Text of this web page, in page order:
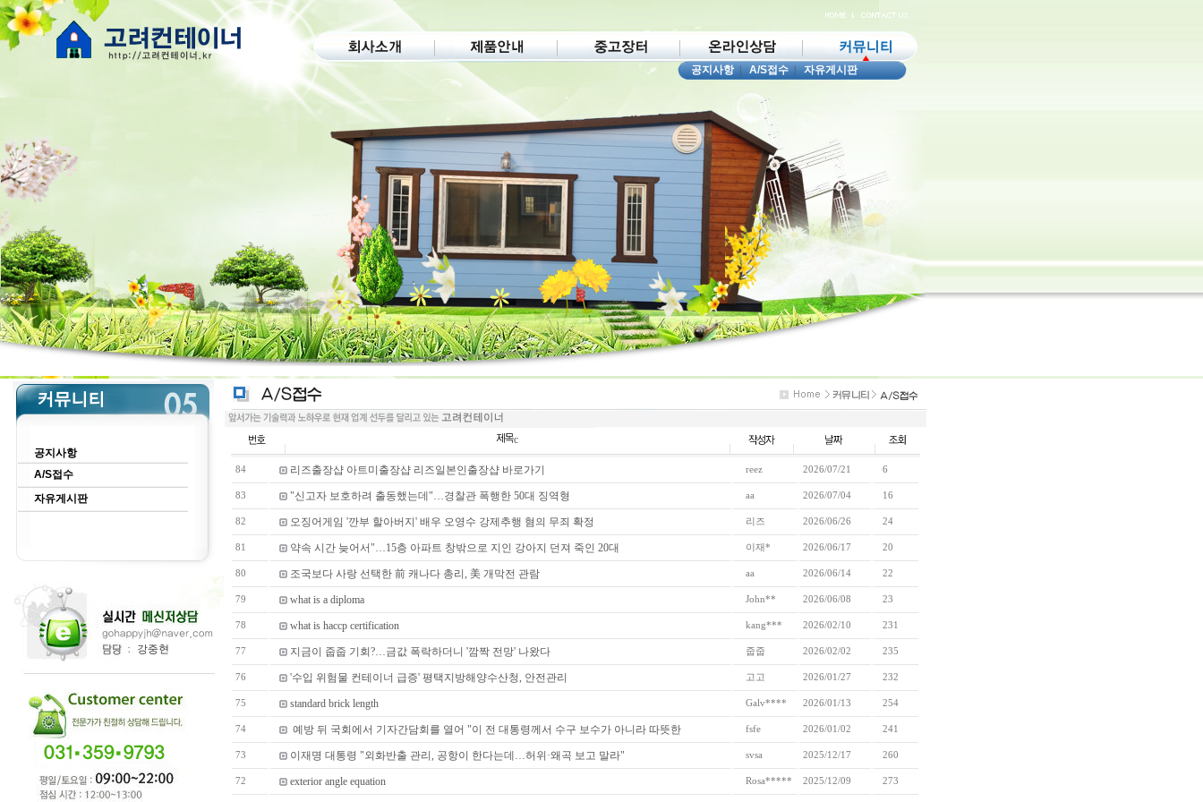
공지사항|A/S접수|자유게시판
공지사항
A/S접수
자유게시판
c
84 리즈출장샵 아트미출장샵 리즈일본인출장샵 바로가기 reez 2026/07/21 6
83 "신고자 보호하려 출동했는데"…경찰관 폭행한 50대 징역형 aa 2026/07/04 16
82 오징어게임 '깐부 할아버지' 배우 오영수 강제추행 혐의 무죄 확정 리즈 2026/06/26 24
81 약속 시간 늦어서"…15층 아파트 창밖으로 지인 강아지 던져 죽인 20대 이재* 2026/06/17 20
80 조국보다 사랑 선택한 前 캐나다 총리, 美 개막전 관람 aa 2026/06/14 22
79 what is a diploma John** 2026/06/08 23
78 what is haccp certification kang*** 2026/02/10 231
77 지금이 줍줍 기회?…금값 폭락하더니 '깜짝 전망' 나왔다 줍줍 2026/02/02 235
76 '수입 위험물 컨테이너 급증' 평택지방해양수산청, 안전관리 고고 2026/01/27 232
75 standard brick length Galv**** 2026/01/13 254
74 예방 뒤 국회에서 기자간담회를 열어 "이 전 대통령께서 수구 보수가 아니라 따뜻한 fsfe 2026/01/02 241
73 이재명 대통령 "외화반출 관리, 공항이 한다는데…허위·왜곡 보고 말라" svsa 2025/12/17 260
72 exterior angle equation Rosa***** 2025/12/09 273